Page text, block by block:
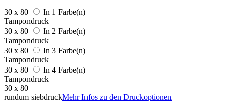
30 x 80
In 1 Farbe(n)
Tampondruck
30 x 80
In 2 Farbe(n)
Tampondruck
30 x 80
In 3 Farbe(n)
Tampondruck
30 x 80
In 4 Farbe(n)
Tampondruck
30 x 80
rundum siebdruckMehr Infos zu den Druckoptionen